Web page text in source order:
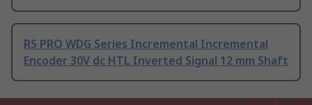
RS PRO WDG Series Incremental Incremental
Encoder 30V dc HTL Inverted Signal 12 mm Shaft